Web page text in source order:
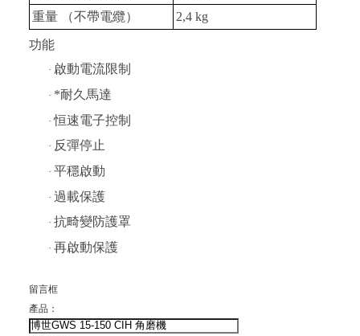
重量 （不帶電纜）
2,4 kg
功能
· 啟動電流限制
· *耐久馬達
·恒速電子控制
· 反彈停止
· 平穩啟動
· 過載保護
· 抗畸變防護罩
· 再啟動保護
留言框
產品：